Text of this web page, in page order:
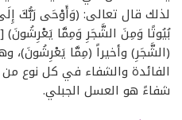
لذلك قال تعالى: (وَأَوْحَى رَبُّكَ
(الشَّجَرِ) وأخيراً (مِمَّا يَعْرِشُونَ)،
الفائدة والشفاء في كل نوع من
شفاءً هو العسل الجبلي.